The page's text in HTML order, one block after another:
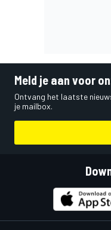
Meld je aan voor
Ontvang het laatste
je mailbox.